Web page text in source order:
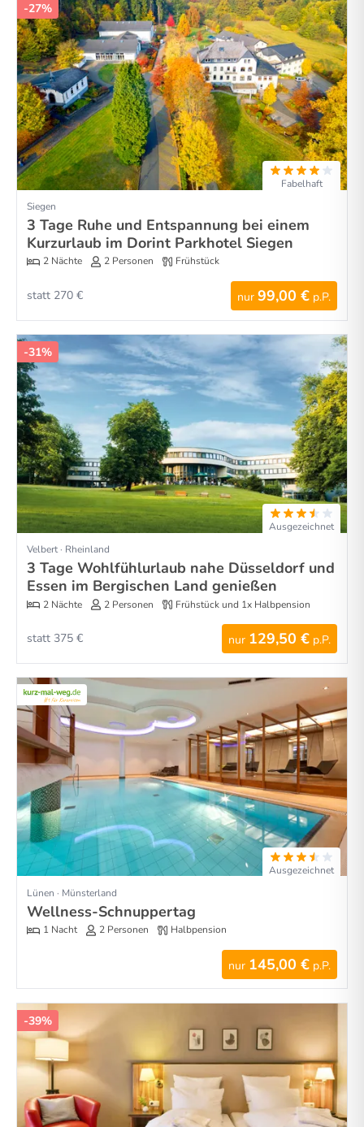
-27%
Fabelhaft
Siegen
3 Tage Ruhe und Entspannung bei einem
Kurzurlaub im Dorint Parkhotel Siegen
2 Nächte 2 Personen Frühstück
nur 99,00 € p.P.
statt 270 €
-31%
Ausgezeichnet
Velbert · Rheinland
3 Tage Wohlfühlurlaub nahe Düsseldorf und
Essen im Bergischen Land genießen
2 Nächte 2 Personen Frühstück und 1x Halbpension
nur 129,50 € p.P.
statt 375 €
Ausgezeichnet
Lünen · Münsterland
Wellness-Schnuppertag
1 Nacht 2 Personen Halbpension
nur 145,00 € p.P.
-39%